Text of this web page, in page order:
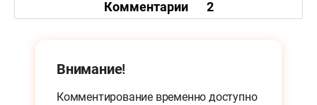
Комментарии 2
Внимание!
Комментирование временно доступно